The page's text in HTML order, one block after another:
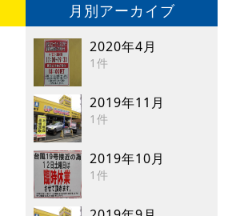
月別アーカイブ
2020年4月
1件
2019年11月
1件
2019年10月
1件